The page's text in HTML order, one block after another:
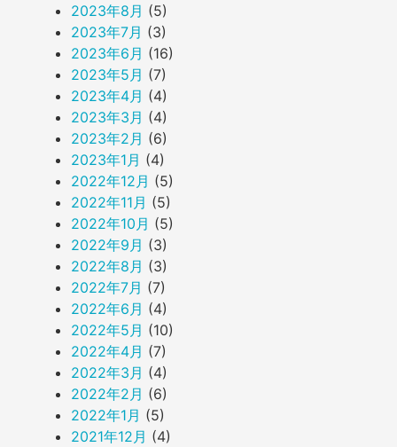
2023年8月 (5)
2023年7月 (3)
2023年6月 (16)
2023年5月 (7)
2023年4月 (4)
2023年3月 (4)
2023年2月 (6)
2023年1月 (4)
2022年12月 (5)
2022年11月 (5)
2022年10月 (5)
2022年9月 (3)
2022年8月 (3)
2022年7月 (7)
2022年6月 (4)
2022年5月 (10)
2022年4月 (7)
2022年3月 (4)
2022年2月 (6)
2022年1月 (5)
2021年12月 (4)